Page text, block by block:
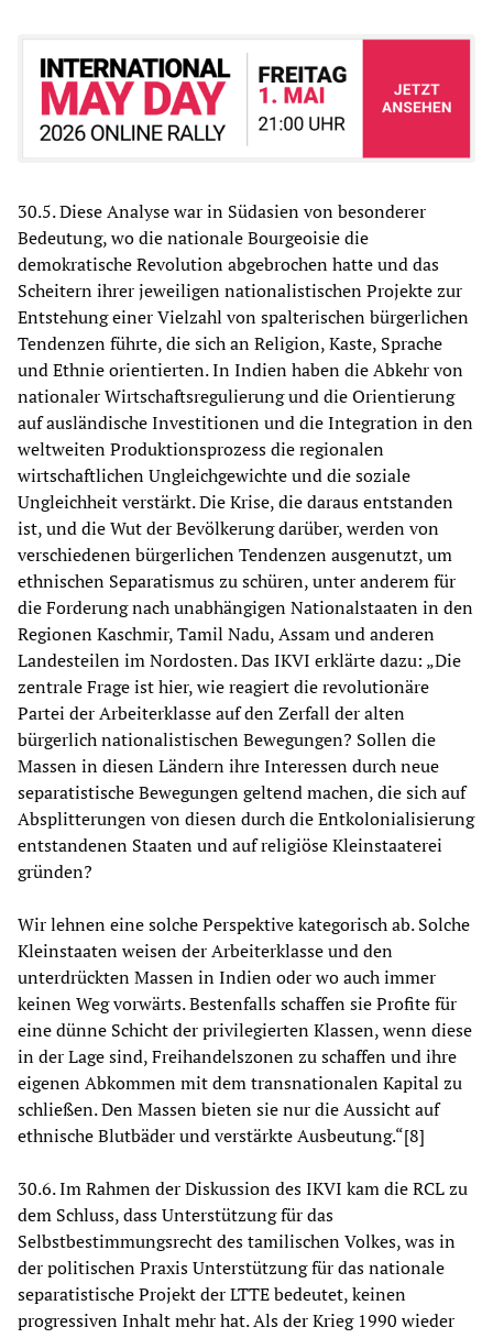
30.5. Diese Analyse war in Südasien von besonderer
Bedeutung, wo die nationale Bourgeoisie die
demokratische Revolution abgebrochen hatte und das
Scheitern ihrer jeweiligen nationalistischen Projekte zur
Entstehung einer Vielzahl von spalterischen bürgerlichen
Tendenzen führte, die sich an Religion, Kaste, Sprache
und Ethnie orientierten. In Indien haben die Abkehr von
nationaler Wirtschaftsregulierung und die Orientierung
auf ausländische Investitionen und die Integration in den
weltweiten Produktionsprozess die regionalen
wirtschaftlichen Ungleichgewichte und die soziale
Ungleichheit verstärkt. Die Krise, die daraus entstanden
ist, und die Wut der Bevölkerung darüber, werden von
verschiedenen bürgerlichen Tendenzen ausgenutzt, um
ethnischen Separatismus zu schüren, unter anderem für
die Forderung nach unabhängigen Nationalstaaten in den
Regionen Kaschmir, Tamil Nadu, Assam und anderen
Landesteilen im Nordosten. Das IKVI erklärte dazu: „Die
zentrale Frage ist hier, wie reagiert die revolutionäre
Partei der Arbeiterklasse auf den Zerfall der alten
bürgerlich nationalistischen Bewegungen? Sollen die
Massen in diesen Ländern ihre Interessen durch neue
separatistische Bewegungen geltend machen, die sich auf
Absplitterungen von diesen durch die Entkolonialisierung
entstandenen Staaten und auf religiöse Kleinstaaterei
gründen?
Wir lehnen eine solche Perspektive kategorisch ab. Solche
Kleinstaaten weisen der Arbeiterklasse und den
unterdrückten Massen in Indien oder wo auch immer
keinen Weg vorwärts. Bestenfalls schaffen sie Profite für
eine dünne Schicht der privilegierten Klassen, wenn diese
in der Lage sind, Freihandelszonen zu schaffen und ihre
eigenen Abkommen mit dem transnationalen Kapital zu
schließen. Den Massen bieten sie nur die Aussicht auf
ethnische Blutbäder und verstärkte Ausbeutung.“[8]
30.6. Im Rahmen der Diskussion des IKVI kam die RCL zu
dem Schluss, dass Unterstützung für das
Selbstbestimmungsrecht des tamilischen Volkes, was in
der politischen Praxis Unterstützung für das nationale
separatistische Projekt der LTTE bedeutet, keinen
progressiven Inhalt mehr hat. Als der Krieg 1990 wieder